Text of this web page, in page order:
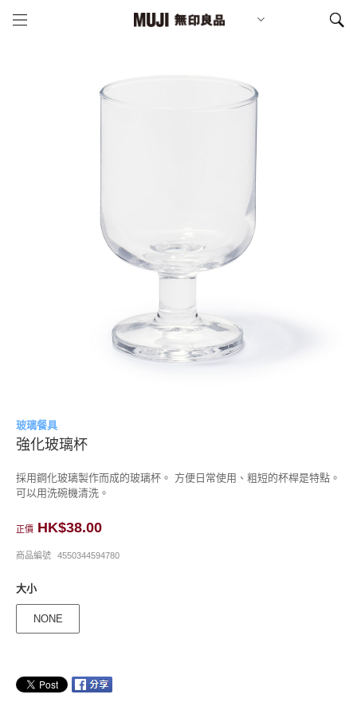
玻璃餐具
強化玻璃杯
採用鋼化玻璃製作而成的玻璃杯。 方便日常使用、粗短的杯桿是特點。
可以用洗碗機清洗。
正價 HK$38.00
商品編號 4550344594780
大小
NONE